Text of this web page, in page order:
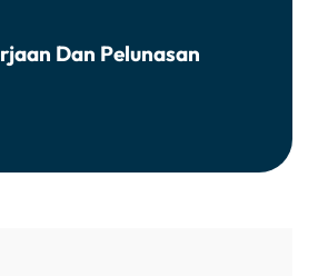
Dan Pelunasan